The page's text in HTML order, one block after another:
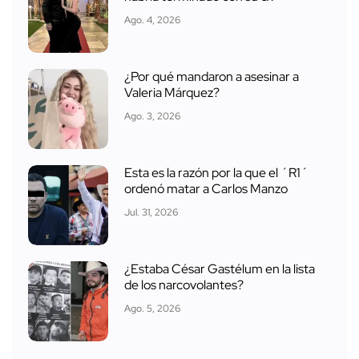
Ago. 4, 2026
¿Por qué mandaron a asesinar a
Valeria Márquez?
Ago. 3, 2026
Esta es la razón por la que el ´R1´
ordenó matar a Carlos Manzo
Jul. 31, 2026
¿Estaba César Gastélum en la lista
de los narcovolantes?
Ago. 5, 2026